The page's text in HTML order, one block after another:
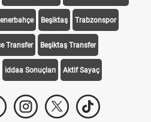
Beşiktaş Trabzonspor
Transfer Beşiktaş Transfer
iddaa Sonuçları Aktif Sayaç